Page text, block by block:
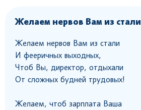
Желаем нервов Вам из стали
Желаем нервов Вам из стали
И фееричных выходных,
Чтоб Вы, директор, отдыхали
От сложных будней трудовых!
Желаем, чтоб зарплата Ваша